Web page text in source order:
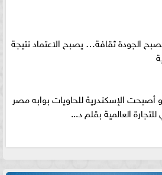
الجودة ثقافة… يصبح الاعتماد نتيجة
أصبحت الإسكندرية للحاويات بوابه مصر
للتجارة العالمية بقلم د...